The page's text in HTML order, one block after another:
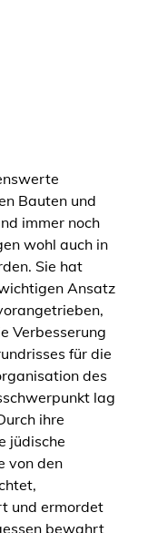
Bauten und
immer noch
wohl auch in
Sie hat
Ansatz
Verbesserung
für die
des
lag
ihre
jüdische
von den
und ermordet
bewahrt